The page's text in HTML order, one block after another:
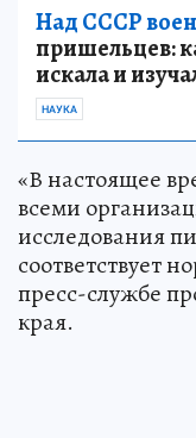
Над СССР
пришельцев:
искала и
НАУКА
«В настоящее
всеми
исследования
соответствует
пресс-службе
края.